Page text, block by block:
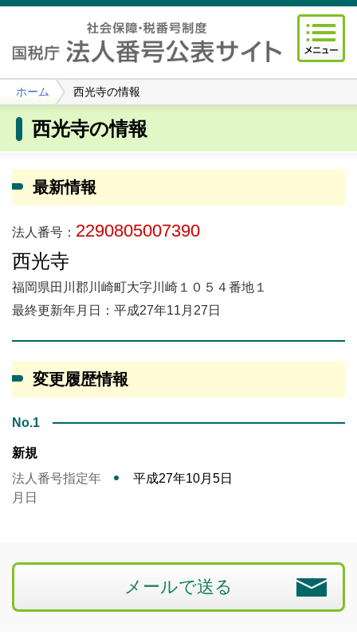
ホーム 西光寺の情報
西光寺の情報
最新情報
法人番号： 2290805007390
西光寺
福岡県田川郡川崎町大字川崎１０５４番地１
最終更新年月日：平成27年11月27日
変更履歴情報
No.1
新規
法人番号指定年
月日
平成27年10月5日
メールで送る